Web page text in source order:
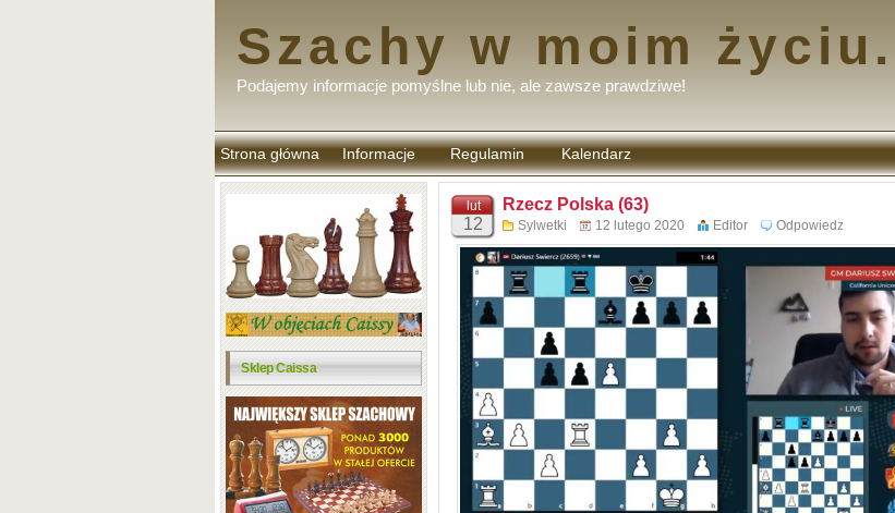
Szachy w moim życiu.
Podajemy informacje pomyślne lub nie, ale zawsze prawdziwe!
Strona główna Informacje Regulamin
komentarzy
Kalendarz
Sklep Caissa
lut
12
Rzecz Polska (63)
Sylwetki 12 lutego 2020 Editor Odpowiedz